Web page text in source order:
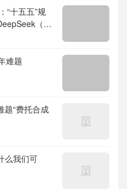
“十五五”规
（深
经济、育
难题
题“费托合成
么我们可